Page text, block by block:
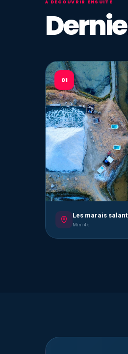
À DÉCOUVRIR ENSUITE
01
Les marais
Mini 4k